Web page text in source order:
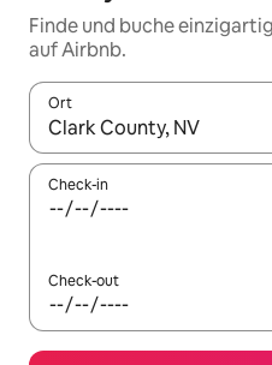
Finde und buche
auf Airbnb.
Ort
Wenn Ergebnisse
Check-in
Check-out